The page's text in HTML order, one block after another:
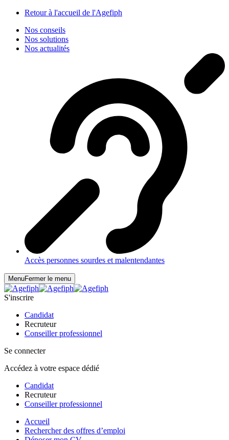
Retour à l'accueil de l'Agefiph
Nos conseils
Nos solutions
Nos actualités
Accès personnes sourdes et malentendantes
MenuFermer le menu
S'inscrire
Candidat
Recruteur
Conseiller professionnel
Se connecter
Accédez à votre espace dédié
Candidat
Recruteur
Conseiller professionnel
Accueil
Rechercher des offres d’emploi